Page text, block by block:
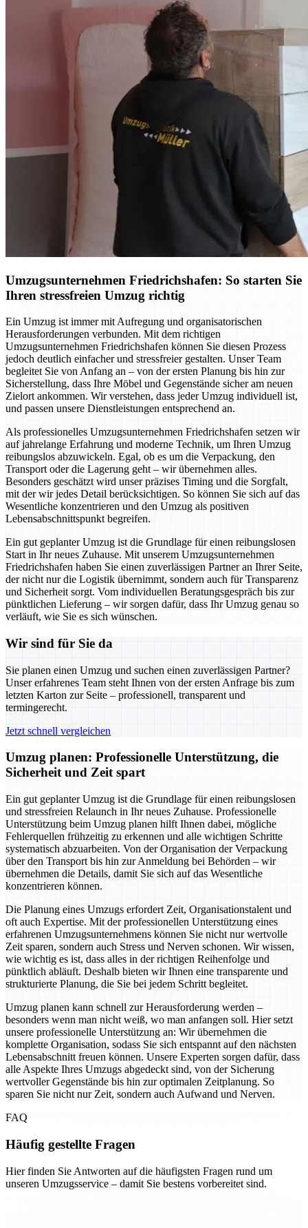
Umzugsunternehmen Friedrichshafen: So starten Sie
Ihren stressfreien Umzug richtig
Ein Umzug ist immer mit Aufregung und organisatorischen
Herausforderungen verbunden. Mit dem richtigen
Umzugsunternehmen Friedrichshafen können Sie diesen Prozess
jedoch deutlich einfacher und stressfreier gestalten. Unser Team
begleitet Sie von Anfang an – von der ersten Planung bis hin zur
Sicherstellung, dass Ihre Möbel und Gegenstände sicher am neuen
Zielort ankommen. Wir verstehen, dass jeder Umzug individuell ist,
und passen unsere Dienstleistungen entsprechend an.
Als professionelles Umzugsunternehmen Friedrichshafen setzen wir
auf jahrelange Erfahrung und moderne Technik, um Ihren Umzug
reibungslos abzuwickeln. Egal, ob es um die Verpackung, den
Transport oder die Lagerung geht – wir übernehmen alles.
Besonders geschätzt wird unser präzises Timing und die Sorgfalt,
mit der wir jedes Detail berücksichtigen. So können Sie sich auf das
Wesentliche konzentrieren und den Umzug als positiven
Lebensabschnittspunkt begreifen.
Ein gut geplanter Umzug ist die Grundlage für einen reibungslosen
Start in Ihr neues Zuhause. Mit unserem Umzugsunternehmen
Friedrichshafen haben Sie einen zuverlässigen Partner an Ihrer Seite,
der nicht nur die Logistik übernimmt, sondern auch für Transparenz
und Sicherheit sorgt. Vom individuellen Beratungsgespräch bis zur
pünktlichen Lieferung – wir sorgen dafür, dass Ihr Umzug genau so
verläuft, wie Sie es sich wünschen.
Wir sind für Sie da
Sie planen einen Umzug und suchen einen zuverlässigen Partner?
Unser erfahrenes Team steht Ihnen von der ersten Anfrage bis zum
letzten Karton zur Seite – professionell, transparent und
termingerecht.
Jetzt schnell vergleichen
Umzug planen: Professionelle Unterstützung, die
Sicherheit und Zeit spart
Ein gut geplanter Umzug ist die Grundlage für einen reibungslosen
und stressfreien Relaunch in Ihr neues Zuhause. Professionelle
Unterstützung beim Umzug planen hilft Ihnen dabei, mögliche
Fehlerquellen frühzeitig zu erkennen und alle wichtigen Schritte
systematisch abzuarbeiten. Von der Organisation der Verpackung
über den Transport bis hin zur Anmeldung bei Behörden – wir
übernehmen die Details, damit Sie sich auf das Wesentliche
konzentrieren können.
Die Planung eines Umzugs erfordert Zeit, Organisationstalent und
oft auch Expertise. Mit der professionellen Unterstützung eines
erfahrenen Umzugsunternehmens können Sie nicht nur wertvolle
Zeit sparen, sondern auch Stress und Nerven schonen. Wir wissen,
wie wichtig es ist, dass alles in der richtigen Reihenfolge und
pünktlich abläuft. Deshalb bieten wir Ihnen eine transparente und
strukturierte Planung, die Sie bei jedem Schritt begleitet.
Umzug planen kann schnell zur Herausforderung werden –
besonders wenn man nicht weiß, wo man anfangen soll. Hier setzt
unsere professionelle Unterstützung an: Wir übernehmen die
komplette Organisation, sodass Sie sich entspannt auf den nächsten
Lebensabschnitt freuen können. Unsere Experten sorgen dafür, dass
alle Aspekte Ihres Umzugs abgedeckt sind, von der Sicherung
wertvoller Gegenstände bis hin zur optimalen Zeitplanung. So
sparen Sie nicht nur Zeit, sondern auch Aufwand und Nerven.
FAQ
Häufig gestellte Fragen
Hier finden Sie Antworten auf die häufigsten Fragen rund um
unseren Umzugsservice – damit Sie bestens vorbereitet sind.